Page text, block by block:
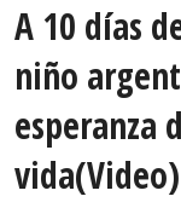
A 10 días
niño
esperanza
vida(Video)